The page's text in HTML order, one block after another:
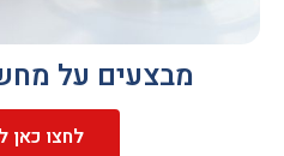
מבצעים על
לחצו כאן